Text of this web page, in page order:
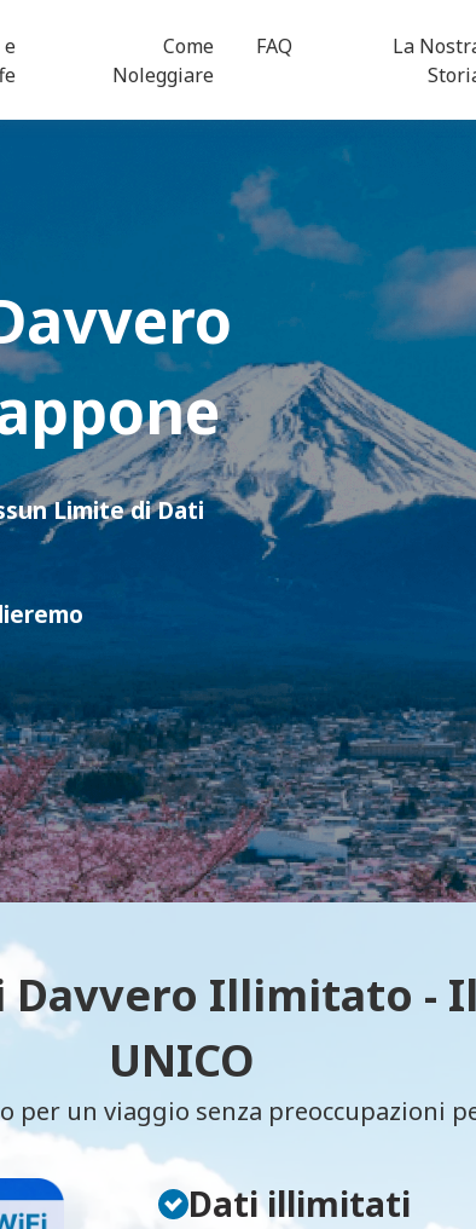
Come
Noleggiare
FAQ
La
Limite di Dati
Davvero Illimitato -
UNICO
per un viaggio senza preoccupazioni
Dati illimitati